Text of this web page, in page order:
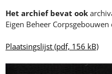
Het archief bevat ook
Eigen Beheer
Plaatsingslijst(pdf, 156 kB)